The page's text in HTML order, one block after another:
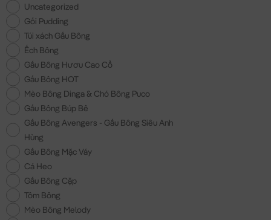
Uncategorized
Gối Pudding
Túi xách Gấu Bông
Ếch Bông
Gấu Bông Hươu Cao Cổ
Gấu Bông HOT
Mèo Bông Dinga & Chó Bông Puco
Gấu Bông Búp Bê
Gấu Bông Avengers - Gấu Bông Siêu Anh
Hùng
Gấu Bông Mặc Váy
Cá Heo
Gấu Bông Cặp
Tôm Bông
Mèo Bông Melody